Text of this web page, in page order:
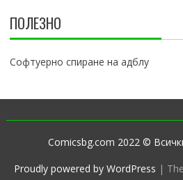
ПОЛЕЗНО
Софтуерно спиране на адблу
Comicsbg.com 2022 ©
Proudly powered by WordPress |